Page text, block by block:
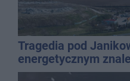
Tragedia pod
energetycznym
mężczyzny